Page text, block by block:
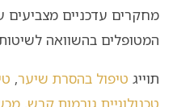
המטופלים בהשוואה
תוייג טיפול בהסרת שיער,